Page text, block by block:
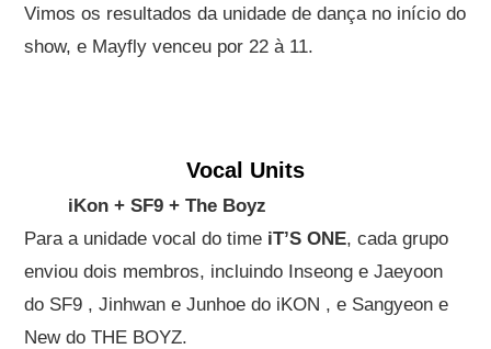
Vimos os resultados da unidade de dança no início do
show, e Mayfly venceu por 22 à 11.
Vocal Units
iKon + SF9 + The Boyz
Para a unidade vocal do time iT’S ONE, cada grupo
enviou dois membros, incluindo Inseong e Jaeyoon
do SF9 , Jinhwan e Junhoe do iKON , e Sangyeon e
New do THE BOYZ.